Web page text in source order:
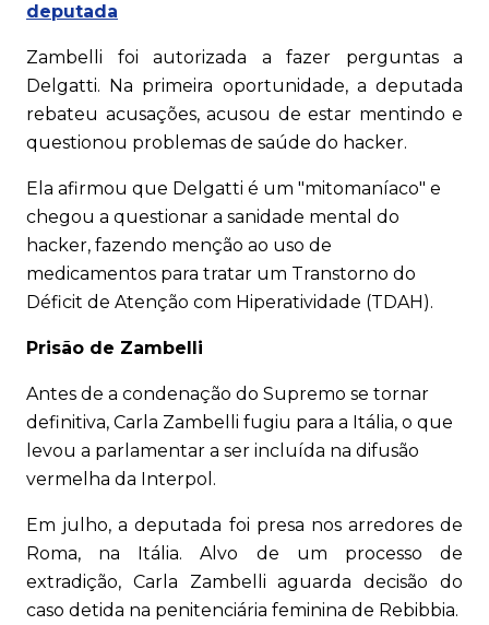
deputada
Zambelli foi autorizada a fazer perguntas a
Delgatti. Na primeira oportunidade, a deputada
rebateu acusações, acusou de estar mentindo e
questionou problemas de saúde do hacker.
Ela afirmou que Delgatti é um "mitomaníaco" e
chegou a questionar a sanidade mental do
hacker, fazendo menção ao uso de
medicamentos para tratar um Transtorno do
Déficit de Atenção com Hiperatividade (TDAH).
Prisão de Zambelli
Antes de a condenação do Supremo se tornar
definitiva, Carla Zambelli fugiu para a Itália, o que
levou a parlamentar a ser incluída na difusão
vermelha da Interpol.
Em julho, a deputada foi presa nos arredores de
Roma, na Itália. Alvo de um processo de
extradição, Carla Zambelli aguarda decisão do
caso detida na penitenciária feminina de Rebibbia.